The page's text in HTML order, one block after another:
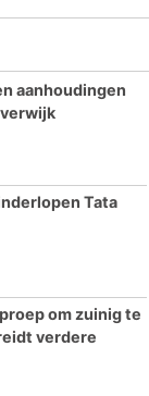
aanhoudingen
Tata
om zuinig te
verdere